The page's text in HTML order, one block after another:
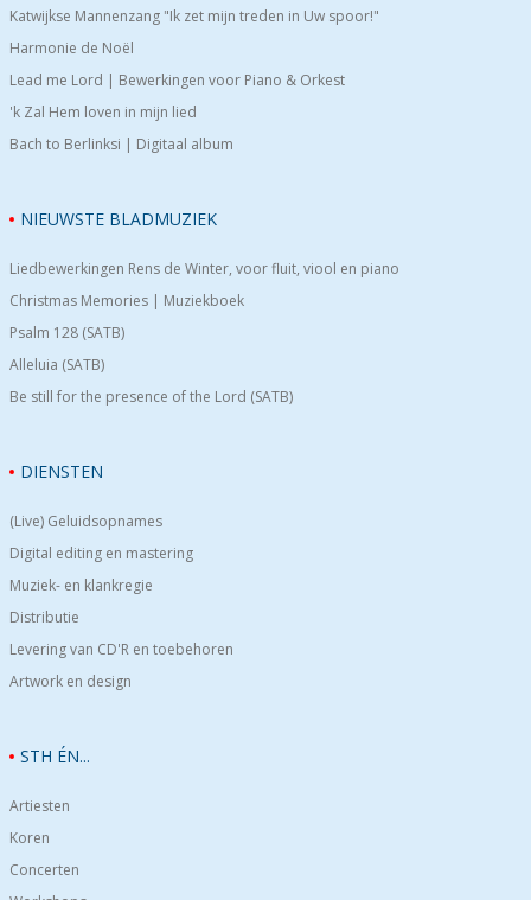
Katwijkse Mannenzang "Ik zet mijn treden in Uw spoor!"
Harmonie de Noël
Lead me Lord | Bewerkingen voor Piano & Orkest
'k Zal Hem loven in mijn lied
Bach to Berlinksi | Digitaal album
NIEUWSTE BLADMUZIEK
Liedbewerkingen Rens de Winter, voor fluit, viool en piano
Christmas Memories | Muziekboek
Psalm 128 (SATB)
Alleluia (SATB)
Be still for the presence of the Lord (SATB)
DIENSTEN
(Live) Geluidsopnames
Digital editing en mastering
Muziek- en klankregie
Distributie
Levering van CD'R en toebehoren
Artwork en design
STH ÉN...
Artiesten
Koren
Concerten